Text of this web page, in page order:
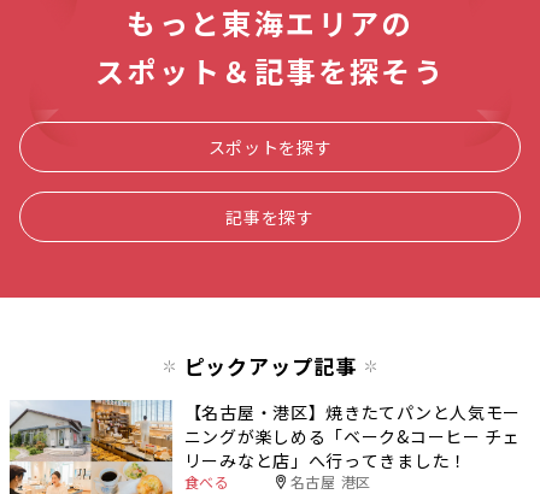
もっと東海エリアの
スポット＆記事を探そう
スポットを探す
記事を探す
ピックアップ記事
【名古屋・港区】焼きたてパンと人気モー
ニングが楽しめる「ベーク&コーヒー チェ
リーみなと店」へ行ってきました！
食べる 名古屋 港区